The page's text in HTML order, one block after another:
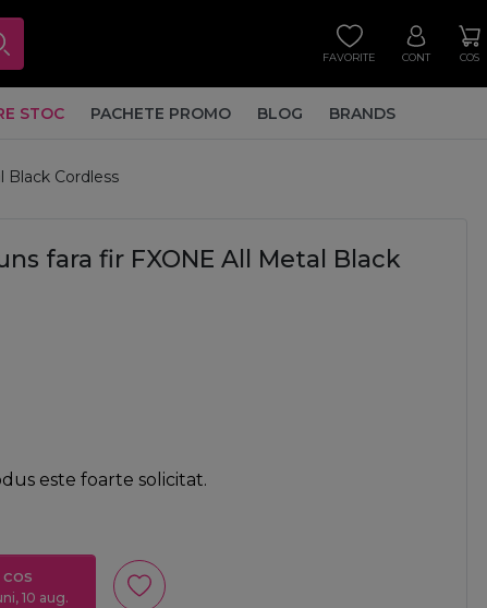
FAVORITE CONT COS
STOC PACHETE PROMO BLOG BRANDS
Black Cordless
fara fir FXONE All Metal Black
este foarte solicitat.
10 aug.